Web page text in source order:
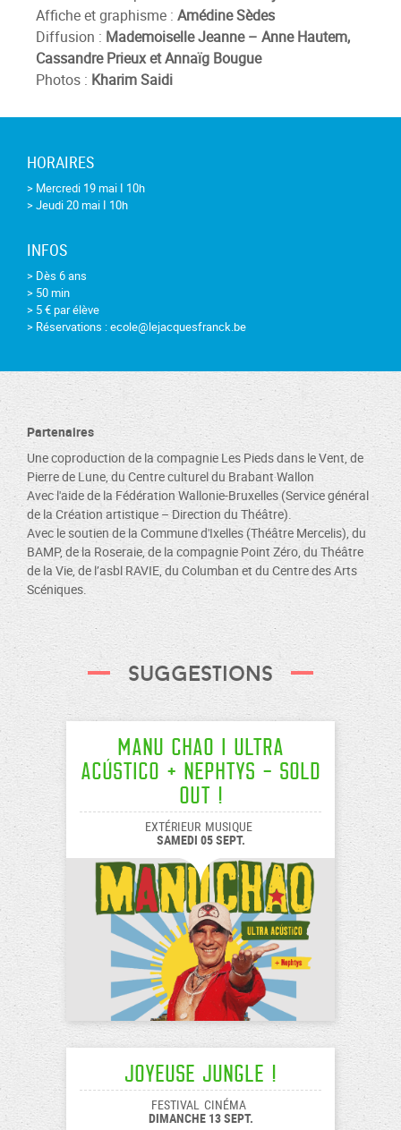
Affiche et graphisme : Amédine Sèdes
Diffusion : Mademoiselle Jeanne – Anne Hautem,
Cassandre Prieux et Annaïg Bougue
Photos : Kharim Saidi
HORAIRES
> Mercredi 19 mai I 10h
> Jeudi 20 mai I 10h
INFOS
> Dès 6 ans
> 50 min
> 5 € par élève
> Réservations : ecole@lejacquesfranck.be
Partenaires
Une coproduction de la compagnie Les Pieds dans le Vent, de
Pierre de Lune, du Centre culturel du Brabant Wallon
Avec l'aide de la Fédération Wallonie-Bruxelles (Service général
de la Création artistique – Direction du Théâtre).
Avec le soutien de la Commune d'Ixelles (Théâtre Mercelis), du
BAMP, de la Roseraie, de la compagnie Point Zéro, du Théâtre
de la Vie, de l’asbl RAVIE, du Columban et du Centre des Arts
Scéniques.
Suggestions
MANU CHAO I ULTRA
ACÚSTICO + NEPHTYS - Sold
Out !
EXTÉRIEUR MUSIQUE
SAMEDI 05 SEPT.
Joyeuse Jungle !
FESTIVAL CINÉMA
DIMANCHE 13 SEPT.